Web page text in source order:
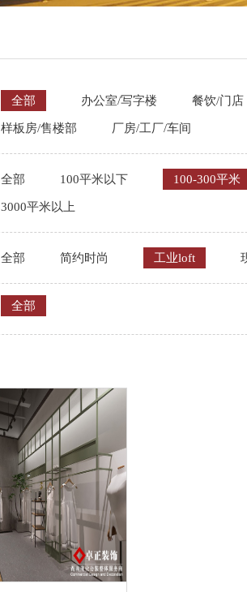
全部 办公室/写字楼 餐饮/门店
样板房/售楼部 厂房/工厂/车间
全部 100平米以下 100-300平米
3000平米以上
全部 简约时尚 工业loft
全部